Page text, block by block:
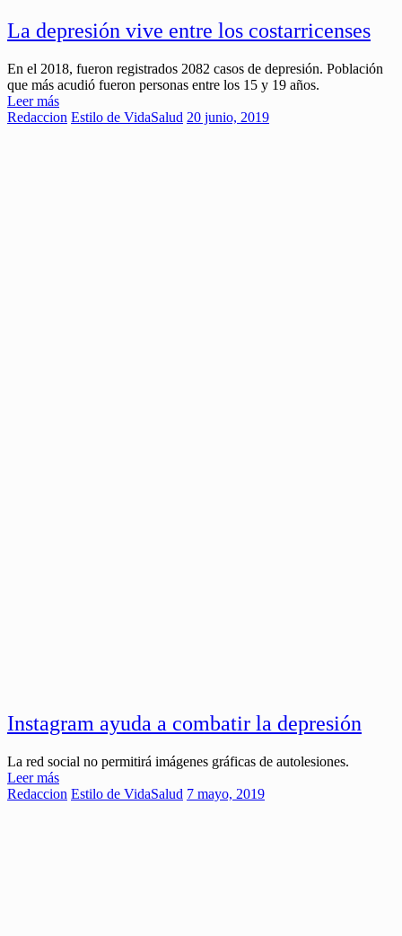
La depresión vive entre los costarricenses
En el 2018, fueron registrados 2082 casos de depresión. Población
que más acudió fueron personas entre los 15 y 19 años.
Leer más
Redaccion Estilo de VidaSalud 20 junio, 2019
Instagram ayuda a combatir la depresión
La red social no permitirá imágenes gráficas de autolesiones.
Leer más
Redaccion Estilo de VidaSalud 7 mayo, 2019